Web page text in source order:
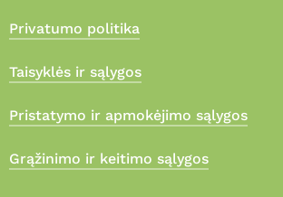
Privatumo politika
Taisyklės ir sąlygos
Pristatymo ir apmokėjimo sąlygos
Grąžinimo ir keitimo sąlygos